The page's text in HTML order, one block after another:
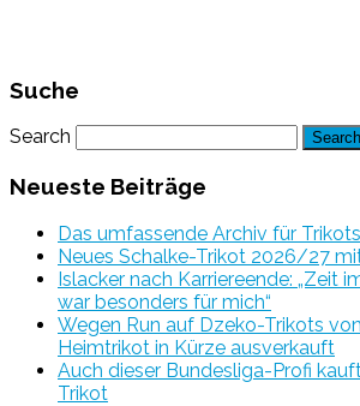
Suche
Search
Neueste Beiträge
Das umfassende Archiv für
Neues Schalke-Trikot 2026/27
Islacker nach Karriereende: „Zeit
war besonders für mich“
Wegen Run auf Dzeko-Trikots
Heimtrikot in Kürze ausverkauft
Auch dieser Bundesliga-Profi
Trikot